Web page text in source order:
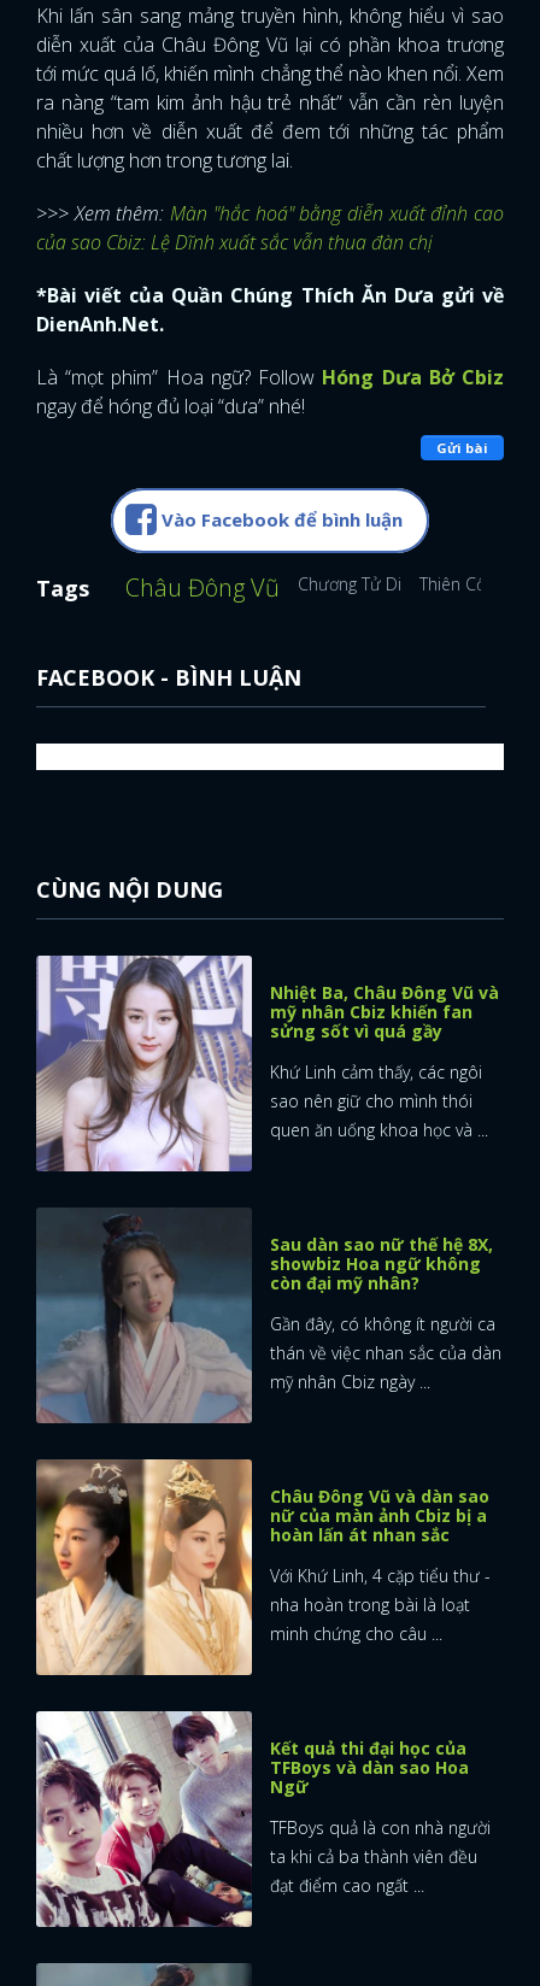
Khi lấn sân sang mảng truyền hình, không hiểu vì sao
diễn xuất của Châu Đông Vũ lại có phần khoa trương
tới mức quá lố, khiến mình chẳng thể nào khen nổi. Xem
ra nàng “tam kim ảnh hậu trẻ nhất” vẫn cần rèn luyện
nhiều hơn về diễn xuất để đem tới những tác phẩm
chất lượng hơn trong tương lai.
>>> Xem thêm:Màn "hắc hoá" bằng diễn xuất đỉnh cao
của sao Cbiz: Lệ Dĩnh xuất sắc vẫn thua đàn chị
*Bài viết của Quần Chúng Thích Ăn Dưa gửi về
DienAnh.Net.
Là “mọt phim” Hoa ngữ? Follow Hóng Dưa Bở Cbiz
ngay để hóng đủ loại “dưa” nhé!
Gửi bài
Vào Facebook để bình luận
Tags Châu Đông Vũ Chương Tử Di Thiên Cổ Quyết
FACEBOOK - BÌNH LUẬN
CÙNG NỘI DUNG
Nhiệt Ba, Châu Đông Vũ và
mỹ nhân Cbiz khiến fan
sửng sốt vì quá gầy
Khứ Linh cảm thấy, các ngôi
sao nên giữ cho mình thói
quen ăn uống khoa học và ...
Sau dàn sao nữ thế hệ 8X,
showbiz Hoa ngữ không
còn đại mỹ nhân?
Gần đây, có không ít người ca
thán về việc nhan sắc của dàn
mỹ nhân Cbiz ngày ...
Châu Đông Vũ và dàn sao
nữ của màn ảnh Cbiz bị a
hoàn lấn át nhan sắc
Với Khứ Linh, 4 cặp tiểu thư -
nha hoàn trong bài là loạt
minh chứng cho câu ...
Kết quả thi đại học của
TFBoys và dàn sao Hoa
Ngữ
TFBoys quả là con nhà người
ta khi cả ba thành viên đều
đạt điểm cao ngất ...